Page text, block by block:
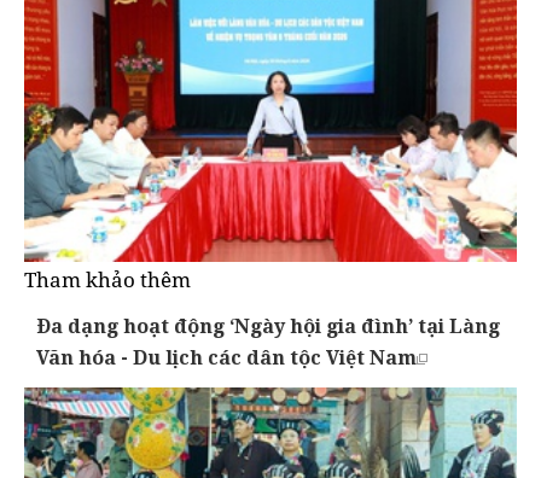
Tham khảo thêm
Đa dạng hoạt động ‘Ngày hội gia đình’ tại Làng
Văn hóa - Du lịch các dân tộc Việt Nam